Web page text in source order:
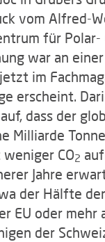
vom Alfred-
für Polar-
war an
im
erscheint.
dass der
Milliarde
CO2
Jahre
der Hälfte der
EU oder mehr
der